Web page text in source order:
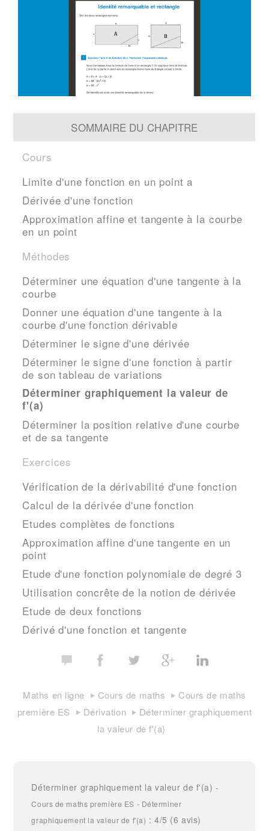
SOMMAIRE DU CHAPITRE
Cours
Limite d'une fonction en un point a
Dérivée d'une fonction
Approximation affine et tangente à la courbe
en un point
Méthodes
Déterminer une équation d'une tangente à la
courbe
Donner une équation d'une tangente à la
courbe d'une fonction dérivable
Déterminer le signe d'une dérivée
Déterminer le signe d'une fonction à partir
de son tableau de variations
Déterminer graphiquement la valeur de
f'(a)
Déterminer la position relative d'une courbe
et de sa tangente
Exercices
Vérification de la dérivabilité d'une fonction
Calcul de la dérivée d'une fonction
Etudes complètes de fonctions
Approximation affine d'une tangente en un
point
Etude d'une fonction polynomiale de degré 3
Utilisation concrête de la notion de dérivée
Etude de deux fonctions
Dérivé d'une fonction et tangente
Maths en ligne Cours de maths
Cours de maths
première ES
Dérivation
Déterminer graphiquement
la valeur de f'(a)
Déterminer graphiquement la valeur de f'(a) -
Cours de maths première ES - Déterminer
graphiquement la valeur de f'(a) :4/5 (6 avis)